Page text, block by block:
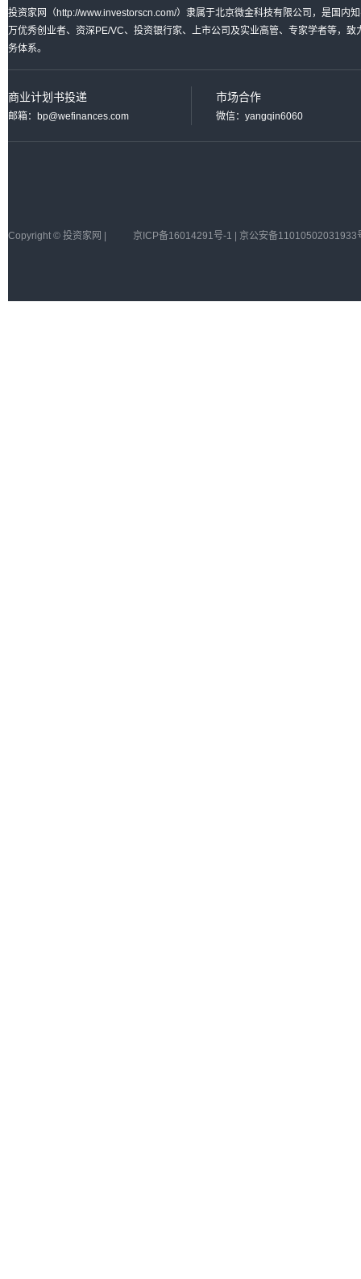
投资家网（http://www.investorscn.com/）隶属于北京微金科技有限公司，是国内
万优秀创业者、资深PE/VC、投资银行家、上市公司及实业高管、专家学者等，
务体系。
商业计划书投递
邮箱：bp@wefinances.com
市场合作
微信：yangqin6060
Copyright © 投资家网 | 京ICP备16014291号-1 | 京公安备11010502031933